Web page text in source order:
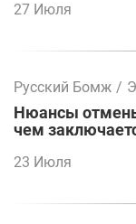
27 Июля
Русский Бомж /
Нюансы
чем
23 Июля